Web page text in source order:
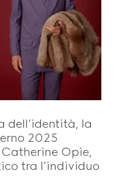
dell’identità, la
2025
Opie,
tra l’individuo